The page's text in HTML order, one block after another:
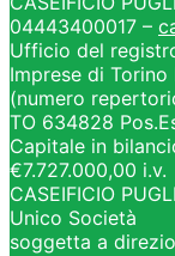
04443400017 –
Ufficio del
Imprese di Torino
(numero
TO 634828
Capitale in
€7.727.000,00 i.v.
CASEIFICIO
Unico Società
soggetta a